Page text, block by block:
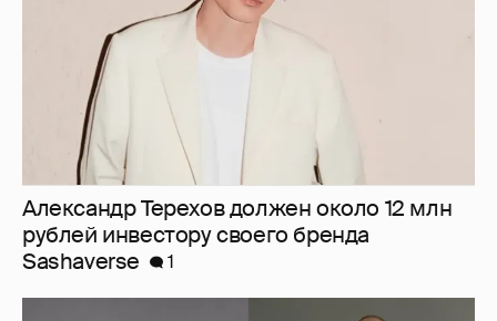
Александр Терехов должен около 12 млн
рублей инвестору своего бренда
Sashaverse
1